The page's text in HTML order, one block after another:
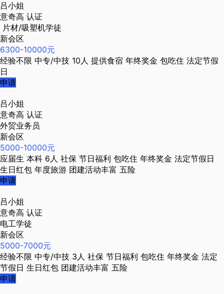
吕小姐
意奇高 认证
片材/吸塑机学徒
新会区
6300-10000元
经验不限 中专/中技 10人 提供食宿 年终奖金 包吃住 法定节假
日
申请
吕小姐
意奇高 认证
外贸业务员
新会区
5000-10000元
应届生 本科 6人 社保 节日福利 包吃住 年终奖金 法定节假日
生日红包 年度旅游 团建活动丰富 五险
申请
吕小姐
意奇高 认证
电工学徒
新会区
5000-7000元
经验不限 中专/中技 3人 社保 节日福利 包吃住 年终奖金 法定
节假日 生日红包 团建活动丰富 五险
申请